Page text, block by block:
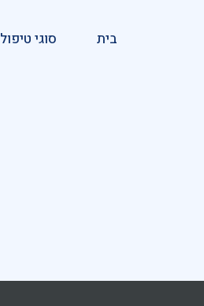
בית סוגי טיפול